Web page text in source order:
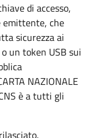
di accesso,
emittente, che
sicurezza ai
un token USB sui
NAZIONALE
è a tutti gli